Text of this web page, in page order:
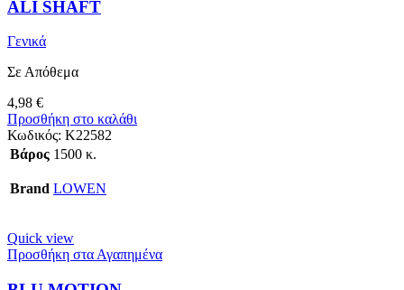
ALI SHAFT
Γενικά
Σε Απόθεμα
4,98 €
Προσθήκη στο καλάθι
Κωδικός: Κ22582
Βάρος 1500 κ.
Brand LOWEN
Quick view
Προσθήκη στα Αγαπημένα